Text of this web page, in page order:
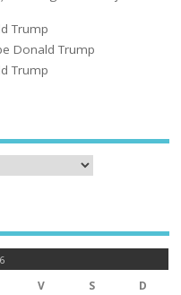
Trump
Donald Trump
Trump
V S
D